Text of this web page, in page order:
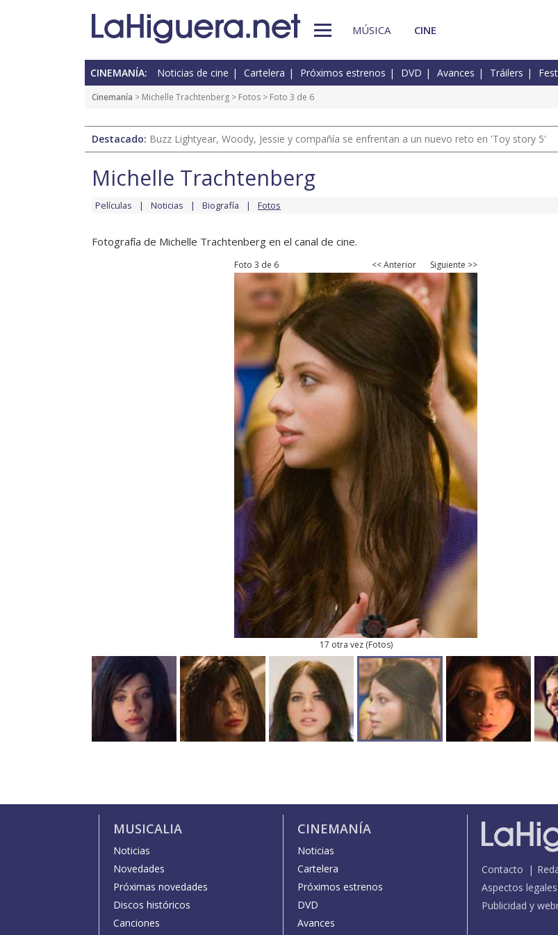
MÚSICA CINE
CINEMANÍA: Noticias de cine Cartelera Próximos estrenos DVD Avances Tráilers
Cinemanía > Michelle Trachtenberg > Fotos > Foto 3 de 6
Destacado: Buzz Lightyear, Woody, Jessie y compañía se enfrentan a un nuevo reto en 'Toy story 5'
Michelle Trachtenberg
Películas Noticias Biografía Fotos
Fotografía de Michelle Trachtenberg en el canal de cine.
Foto 3 de 6 << Anterior Siguiente >>
17 otra vez(Fotos)
MUSICALIA
Noticias
Novedades
Próximas novedades
Discos históricos
Canciones
CINEMANÍA
Noticias
Cartelera
Próximos estrenos
DVD
Avances
Contacto
Aspectos legales
Publicidad y